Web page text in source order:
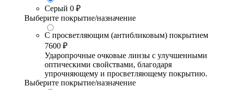
Серый 0 ₽
Выберите покрытие/назначение
С просветляющим (антибликовым) покрытием
7600 ₽
Ударопрочные очковые линзы с улучшенными
оптическими свойствами, благодаря
упрочняющему и просветляющему покрытию.
Выберите покрытие/назначение